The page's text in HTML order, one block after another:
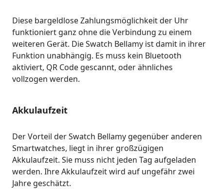
Diese bargeldlose Zahlungsmöglichkeit der Uhr
funktioniert ganz ohne die Verbindung zu einem
weiteren Gerät. Die Swatch Bellamy ist damit in ihrer
Funktion unabhängig. Es muss kein Bluetooth
aktiviert, QR Code gescannt, oder ähnliches
vollzogen werden.
Akkulaufzeit
Der Vorteil der Swatch Bellamy gegenüber anderen
Smartwatches, liegt in ihrer großzügigen
Akkulaufzeit. Sie muss nicht jeden Tag aufgeladen
werden. Ihre Akkulaufzeit wird auf ungefähr zwei
Jahre geschätzt.